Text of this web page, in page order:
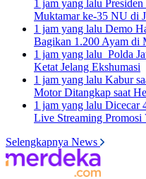
1 jam yang lalu
Muktamar ke-35 NU di
1 jam yang lalu Demo
Bagikan 1.200 Ayam di
1 jam yang lalu Polda
Ketat Jelang Ekshumasi
1 jam yang lalu Kabur
Motor Ditangkap saat
1 jam yang lalu Dicecar
Live Streaming Promosi
Selengkapnya News